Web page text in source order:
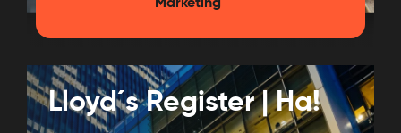
Marketing
Lloyd´s Register | Ha!